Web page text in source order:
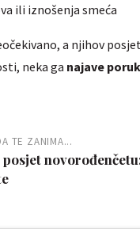
ili iznošenja smeća
a njihov
neka ga najave
TE ZANIMA...